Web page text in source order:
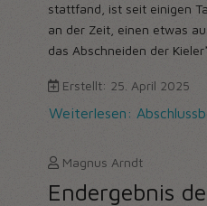
stattfand, ist seit einigen
an der Zeit, einen etwas
das Abschneiden der
Erstellt: 25. April 2025
Weiterlesen:
Magnus Arndt
Endergebnis